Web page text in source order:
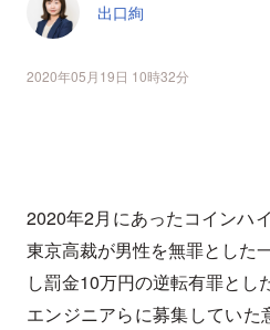
出口絢
2020年05月19日 10時32分
2020年2月にあったコインハ
東京高裁が男性を無罪とした
し罰金10万円の逆転有罪とし
エンジニアらに募集していた